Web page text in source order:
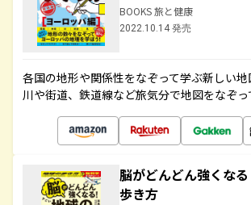
BOOKS 旅と健康
2022.10.14 発売
各国の地形や関係性をなぞって学ぶ新しい地
川や街道、鉄道線など旅気分で地図をなぞっ
脳がどんどん強くな
歩き方